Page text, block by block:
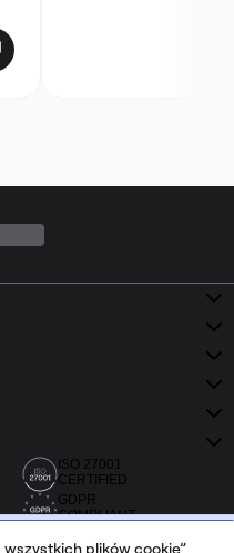
ISO 27001
CERTIFIED
GDPR
COMPLIANT
plików cookie”